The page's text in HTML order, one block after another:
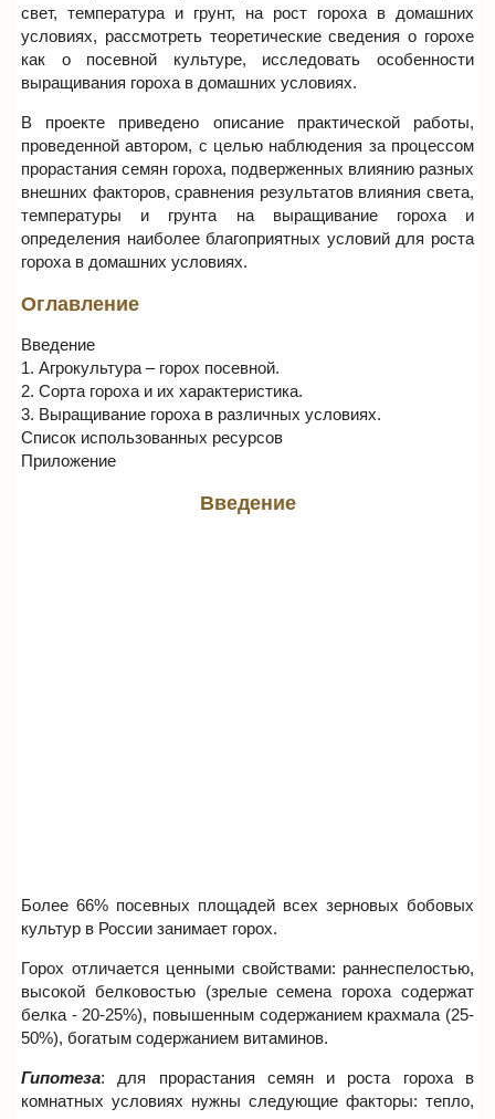
свет, температура и грунт, на рост гороха в домашних
условиях, рассмотреть теоретические сведения о горохе
как о посевной культуре, исследовать особенности
выращивания гороха в домашних условиях.
В проекте приведено описание практической работы,
проведенной автором, с целью наблюдения за процессом
прорастания семян гороха, подверженных влиянию разных
внешних факторов, сравнения результатов влияния света,
температуры и грунта на выращивание гороха и
определения наиболее благоприятных условий для роста
гороха в домашних условиях.
Оглавление
Введение
1. Агрокультура – горох посевной.
2. Сорта гороха и их характеристика.
3. Выращивание гороха в различных условиях.
Список использованных ресурсов
Приложение
Введение
Более 66% посевных площадей всех зерновых бобовых
культур в России занимает горох.
Горох отличается ценными свойствами: раннеспелостью,
высокой белковостью (зрелые семена гороха содержат
белка - 20-25%), повышенным содержанием крахмала (25-
50%), богатым содержанием витаминов.
Гипотеза: для прорастания семян и роста гороха в
комнатных условиях нужны следующие факторы: тепло,